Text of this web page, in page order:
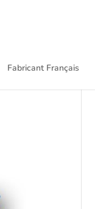
Fabricant Français